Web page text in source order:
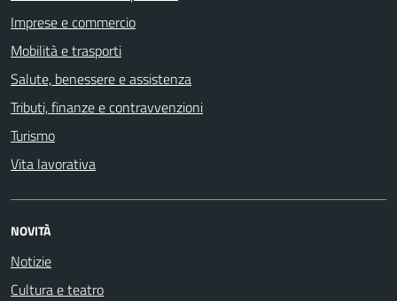
Imprese e commercio
Mobilità e trasporti
Salute, benessere e assistenza
Tributi, finanze e contravvenzioni
Turismo
Vita lavorativa
NOVITÀ
Notizie
Cultura e teatro